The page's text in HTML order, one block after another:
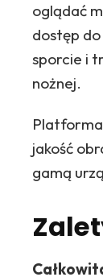
oglądać
dostęp
sporcie i
nożnej.
jakość
gamą